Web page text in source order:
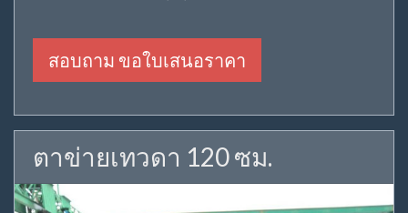
สอบถาม ขอใบเสนอราคา
ตาข่ายเทวดา 120 ซม.